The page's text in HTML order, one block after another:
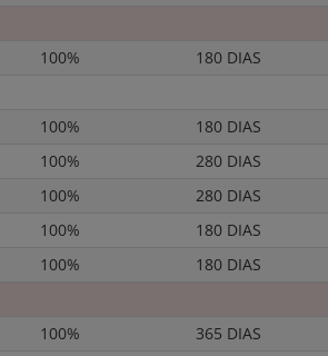
100%
180 DIAS
100%
180 DIAS
100%
280 DIAS
100%
280 DIAS
100%
180 DIAS
100%
180 DIAS
100%
365 DIAS